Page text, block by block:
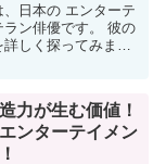
日本の エンターテ
ン俳優です。 彼の
しく探ってみまし
力が生む価値！
ンターテイメン